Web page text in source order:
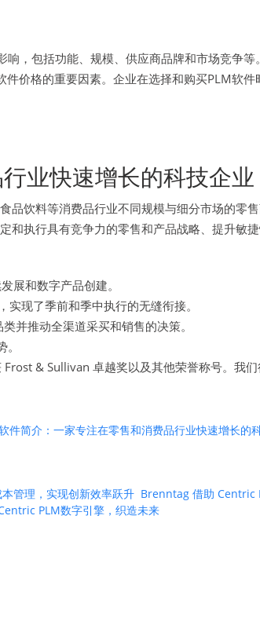
，包括功能、规模、供应商品牌和市场竞争
价格的重要因素。企业在选择和购买PLM软
业快速增长的科技企业
饮料等消费品行业不同规模与细分市场的零
执行具有竞争力的零售和产品战略、提升敏
展和数字产品创建。
现了季前和季中执行的无缝衔接。
并推动全渠道采买和销售的决策。
& Sullivan 卓越奖以及其他荣誉称号。我
件简介：一家专注在零售和消费品行业快速增长的
管理，实现创新效率跃升 Brenntag 借助 Centric
PLM数字引擎，织造未来